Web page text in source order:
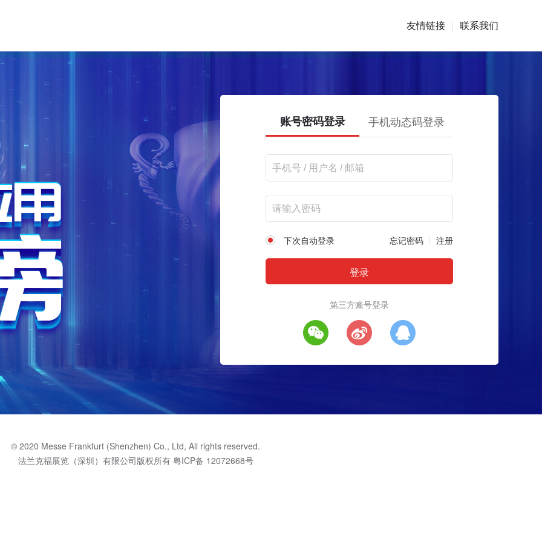
友情链接 | 联系我们
账号密码登录 手机动态码登录
下次自动登录 忘记密码 注册
第三方账号登录
© 2020 Messe Frankfurt (Shenzhen) Co., Ltd, All rights reserved.
法兰克福展览（深圳）有限公司版权所有 粤ICP备 12072668号